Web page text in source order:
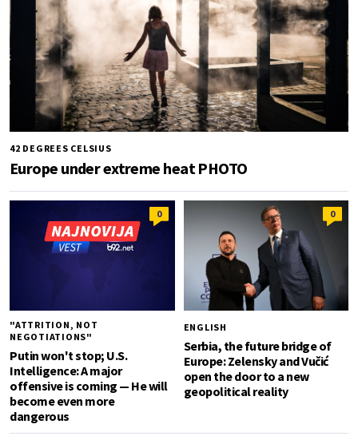
42 DEGREES CELSIUS
Europe under extreme heat PHOTO
0
"ATTRITION, NOT
NEGOTIATIONS"
Putin won't stop; U.S.
Intelligence: A major
offensive is coming — He will
become even more
dangerous
0
ENGLISH
Serbia, the future bridge of
Europe: Zelensky and Vučić
open the door to a new
geopolitical reality